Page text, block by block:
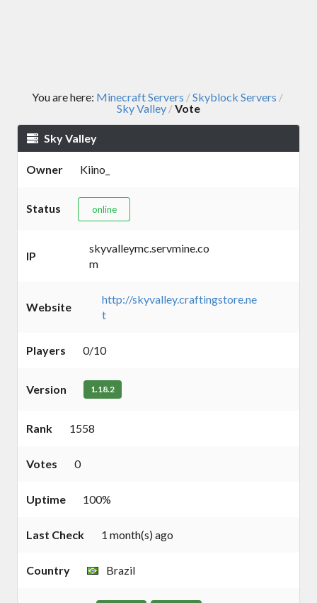
You are here: Minecraft Servers /Skyblock Servers /
Sky Valley /Vote
Sky Valley
Owner Kiino_
Status online
IP
skyvalleymc.servmine.co
m
Website
http://skyvalley.craftingstore.ne
t
Players 0/10
Version 1.18.2
Rank 1558
Votes 0
Uptime 100%
Last Check 1 month(s) ago
Country Brazil